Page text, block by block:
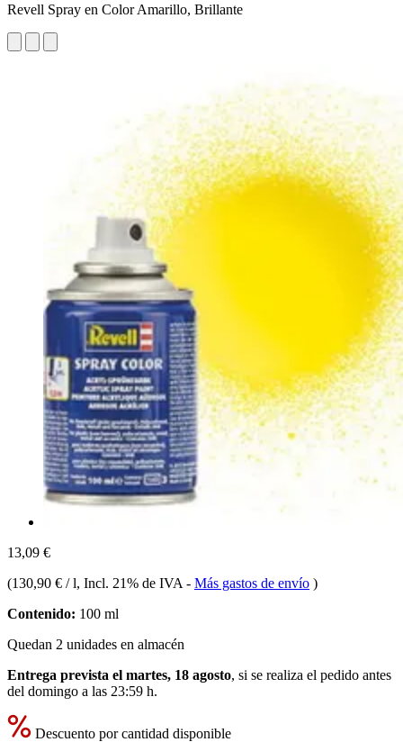
Revell Spray en Color Amarillo, Brillante
13,09 €
(130,90 € / l, Incl. 21% de IVA - Más gastos de envío )
Contenido: 100 ml
Quedan 2 unidades en almacén
Entrega prevista el martes, 18 agosto, si se realiza el pedido antes
del domingo a las 23:59 h.
Descuento por cantidad disponible